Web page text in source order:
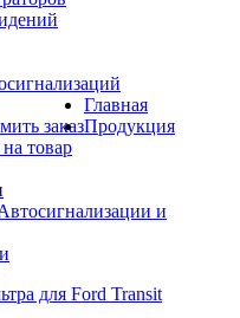
заказ
товар
Главная
Продукция
и